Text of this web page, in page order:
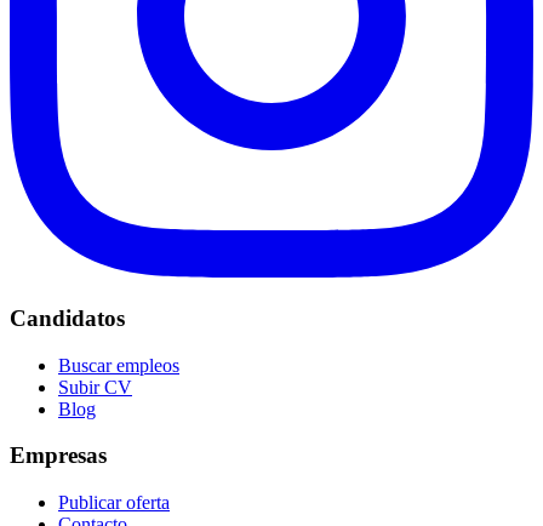
Candidatos
Buscar empleos
Subir CV
Blog
Empresas
Publicar oferta